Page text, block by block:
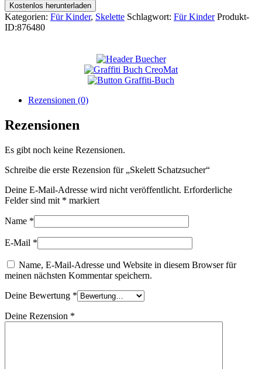
Kostenlos herunterladen
Kategorien: Für Kinder, Skelette Schlagwort: Für Kinder Produkt-
ID:876480
Rezensionen (0)
Rezensionen
Es gibt noch keine Rezensionen.
Schreibe die erste Rezension für „Skelett Schatzsucher“
Deine E-Mail-Adresse wird nicht veröffentlicht. Erforderliche
Felder sind mit * markiert
Name *
E-Mail *
Name, E-Mail-Adresse und Website in diesem Browser für
meinen nächsten Kommentar speichern.
Deine Bewertung *
Deine Rezension *